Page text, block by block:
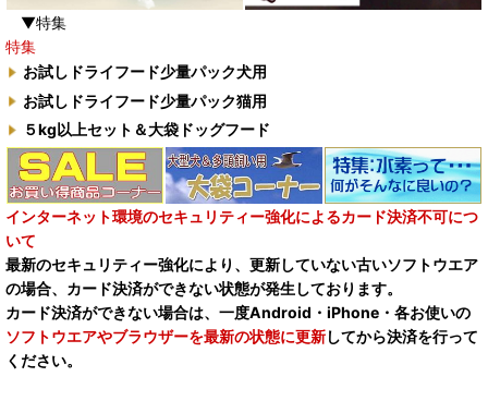
▼特集
特集
お試しドライフード少量パック犬用
お試しドライフード少量パック猫用
５kg以上セット＆大袋ドッグフード
インターネット環境のセキュリティー強化によるカード決済不可につ
いて
最新のセキュリティー強化により、更新していない古いソフトウエア
の場合、カード決済ができない状態が発生しております。
カード決済ができない場合は、一度Android・iPhone・各お使いの
ソフトウエアやブラウザーを最新の状態に更新してから決済を行って
ください。